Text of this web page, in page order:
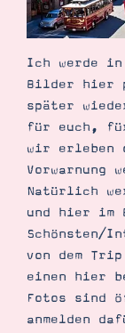
Ich werde in
Bilder hier
später
für euch,
wir erleben
Natürlich
und hier im
Schönsten/
von dem
einen hier
Fotos sind
anmelden